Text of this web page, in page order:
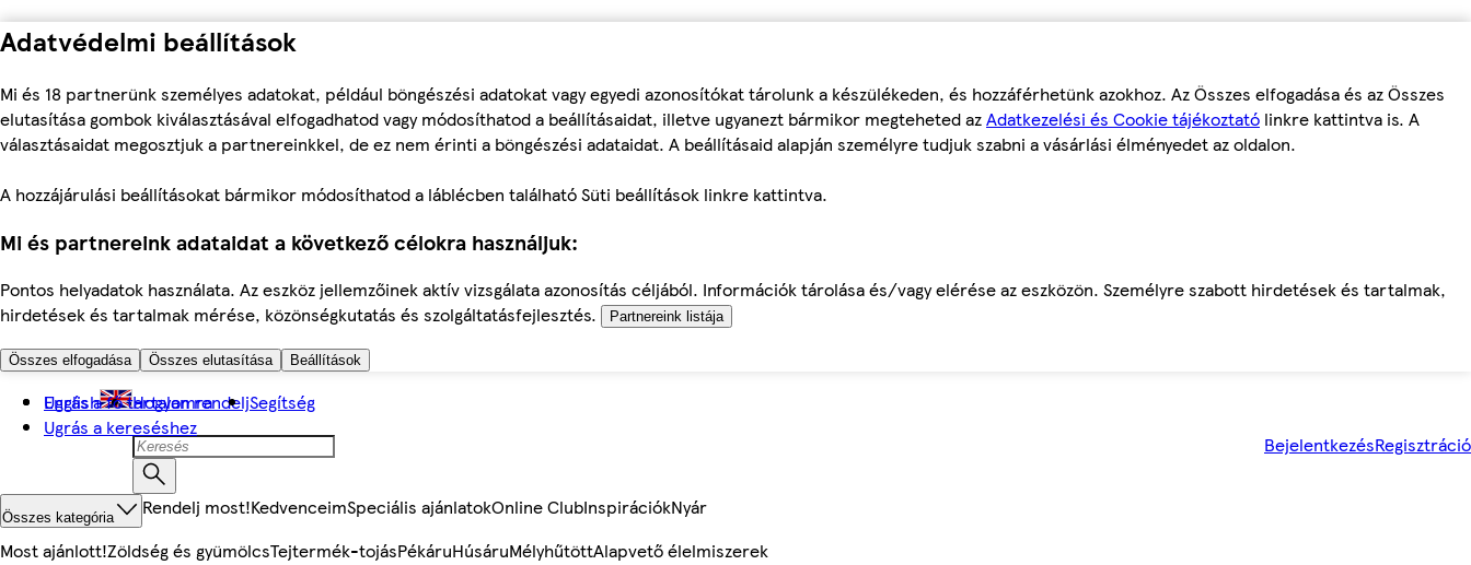
Adatvédelmi beállítások
Mi és 18 partnerünk személyes adatokat, például böngészési adatokat vagy egyedi azonosítókat tárolunk a készülékeden, és hozzáférhetünk azokhoz. Az Összes elfogadása és az Összes
elutasítása gombok kiválasztásával elfogadhatod vagy módosíthatod a beállításaidat, illetve ugyanezt bármikor megteheted azAdatkezelési és Cookie tájékoztató linkre kattintva is. A
választásaidat megosztjuk a partnereinkkel, de ez nem érinti a böngészési adataidat. A beállításaid alapján személyre tudjuk szabni a vásárlási élményedet az oldalon.
A hozzájárulási beállításokat bármikor módosíthatod a láblécben található Süti beállítások linkre kattintva.
Mi és partnereink adataidat a következő célokra használjuk:
Pontos helyadatok használata. Az eszköz jellemzőinek aktív vizsgálata azonosítás céljából. Információk tárolása és/vagy elérése az eszközön. Személyre szabott hirdetések és tartalmak,
hirdetések és tartalmak mérése, közönségkutatás és szolgáltatásfejlesztés.
Partnereink listája
Összes elfogadása Összes elutasítása Beállítások
Ugrás a fő tartalomra
Ugrás a kereséshez
English Hogyan rendeljSegítség
BejelentkezésRegisztráció
Összes kategória Rendelj most!KedvenceimSpeciális ajánlatokOnline ClubInspirációkNyár
Most ajánlott!Zöldség és gyümölcsTejtermék-tojásPékáruHúsáruMélyhűtöttAlapvető élelmiszerek